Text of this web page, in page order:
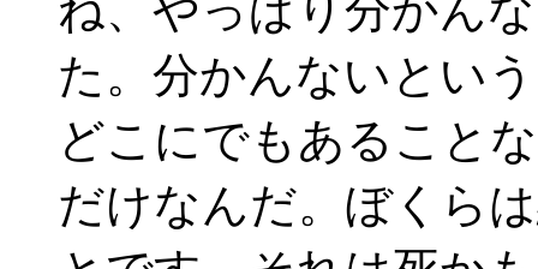
た。分かんないとい
どこにでもあること
だけなんだ。ぼくら